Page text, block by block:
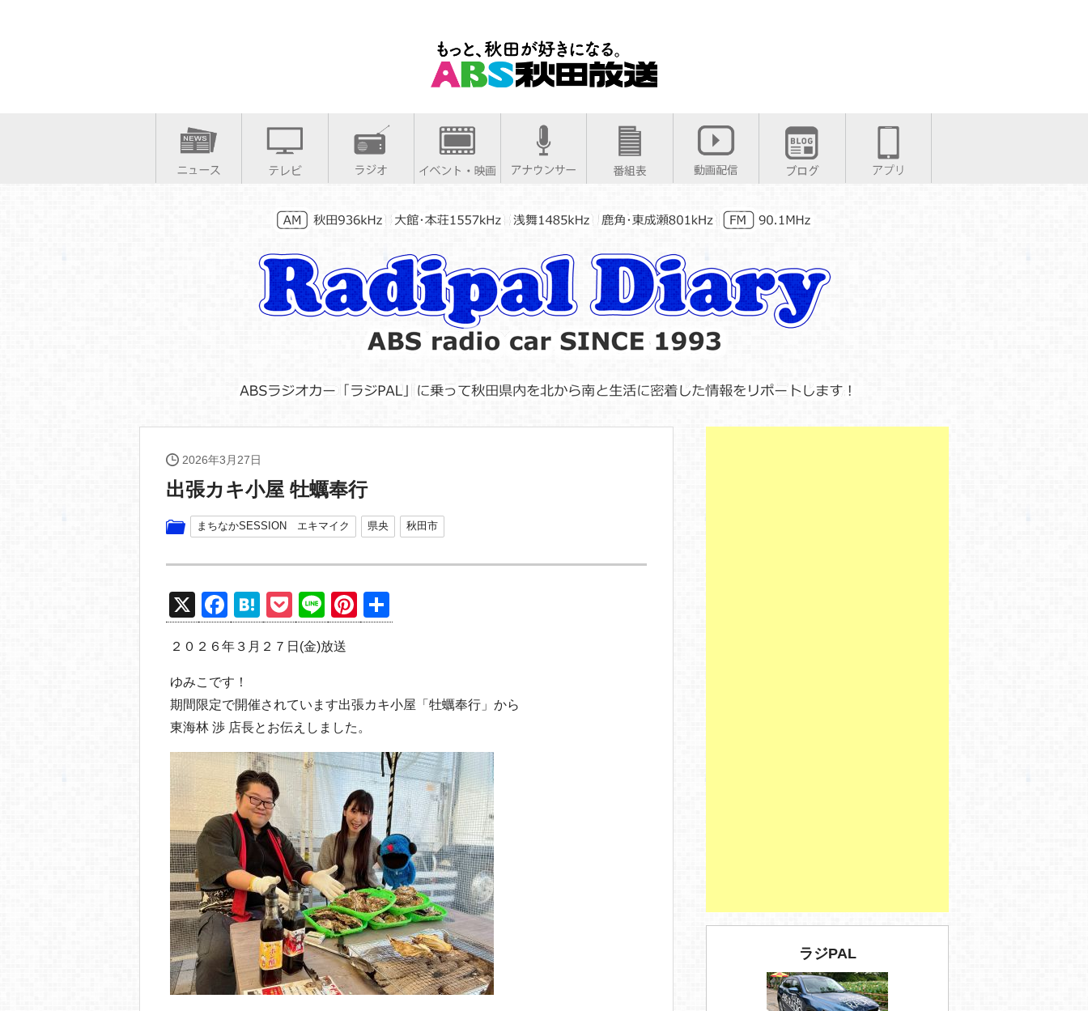
2026年3月27日
出張カキ小屋 牡蠣奉行
まちなかSESSION エキマイク 県央 秋田市
X
F
a
c
e
b
o
o
k
H
at
e
a
P
o
ck
Li
n
e
Pi
nt
st
有
２０２６年３月２７日(金)放送
ゆみこです！
期間限定で開催されています出張カキ小屋「牡蠣奉行」から
東海林 渉 店長とお伝えしました。
ラジPAL